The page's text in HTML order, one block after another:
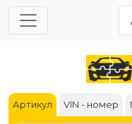
Артикул VIN - номер